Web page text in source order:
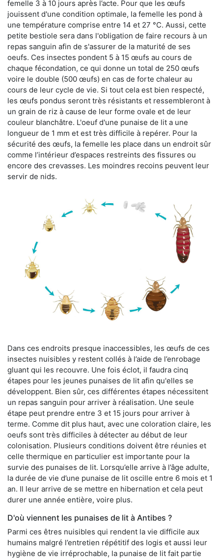
femelle 3 à 10 jours après l’acte. Pour que les œufs
jouissent d'une condition optimale, la femelle les pond à
une température comprise entre 14 et 27 °C. Aussi, cette
petite bestiole sera dans l'obligation de faire recours à un
repas sanguin afin de s'assurer de la maturité de ses
oeufs. Ces insectes pondent 5 à 15 œufs au cours de
chaque fécondation, ce qui donne un total de 250 œufs
voire le double (500 œufs) en cas de forte chaleur au
cours de leur cycle de vie. Si tout cela est bien respecté,
les œufs pondus seront très résistants et ressembleront à
un grain de riz à cause de leur forme ovale et de leur
couleur blanchâtre. L'oeuf d'une punaise de lit a une
longueur de 1 mm et est très difficile à repérer. Pour la
sécurité des œufs, la femelle les place dans un endroit sûr
comme l’intérieur d’espaces restreints des fissures ou
encore des crevasses. Les moindres recoins peuvent leur
servir de nids.
Dans ces endroits presque inaccessibles, les œufs de ces
insectes nuisibles y restent collés à l’aide de l’enrobage
gluant qui les recouvre. Une fois éclot, il faudra cinq
étapes pour les jeunes punaises de lit afin qu'elles se
développent. Bien sûr, ces différentes étapes nécessitent
un repas sanguin pour arriver à réalisation. Une seule
étape peut prendre entre 3 et 15 jours pour arriver à
terme. Comme dit plus haut, avec une coloration claire, les
oeufs sont très difficiles à détecter au début de leur
colonisation. Plusieurs conditions doivent être réunies et
celle thermique en particulier est importante pour la
survie des punaises de lit. Lorsqu’elle arrive à l’âge adulte,
la durée de vie d’une punaise de lit oscille entre 6 mois et 1
an. Il leur arrive de se mettre en hibernation et cela peut
durer une année entière, voire plus.
D'où viennent les punaises de lit à Antibes ?
Parmi ces êtres nuisibles qui rendent la vie difficile aux
humains malgré l’entretien répétitif des logis et aussi leur
hygiène de vie irréprochable, la punaise de lit fait partie